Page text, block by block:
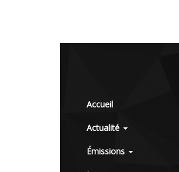
Accueil
Actualité
Émissions